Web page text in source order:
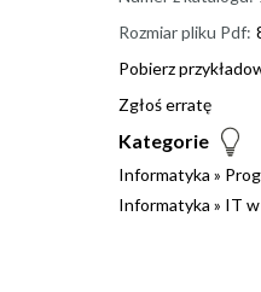
Rozmiar pliku Pdf:
Pobierz
Zgłoś erratę
Kategorie
Informatyka »
Informatyka » IT